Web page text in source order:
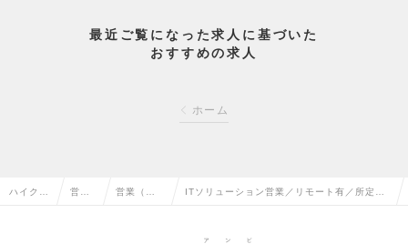
最近ご覧になった求人に基づいた
おすすめの求人
ホーム
ハイクラ 営業 営業（法 ITソリューション営業／リモート有／所定7